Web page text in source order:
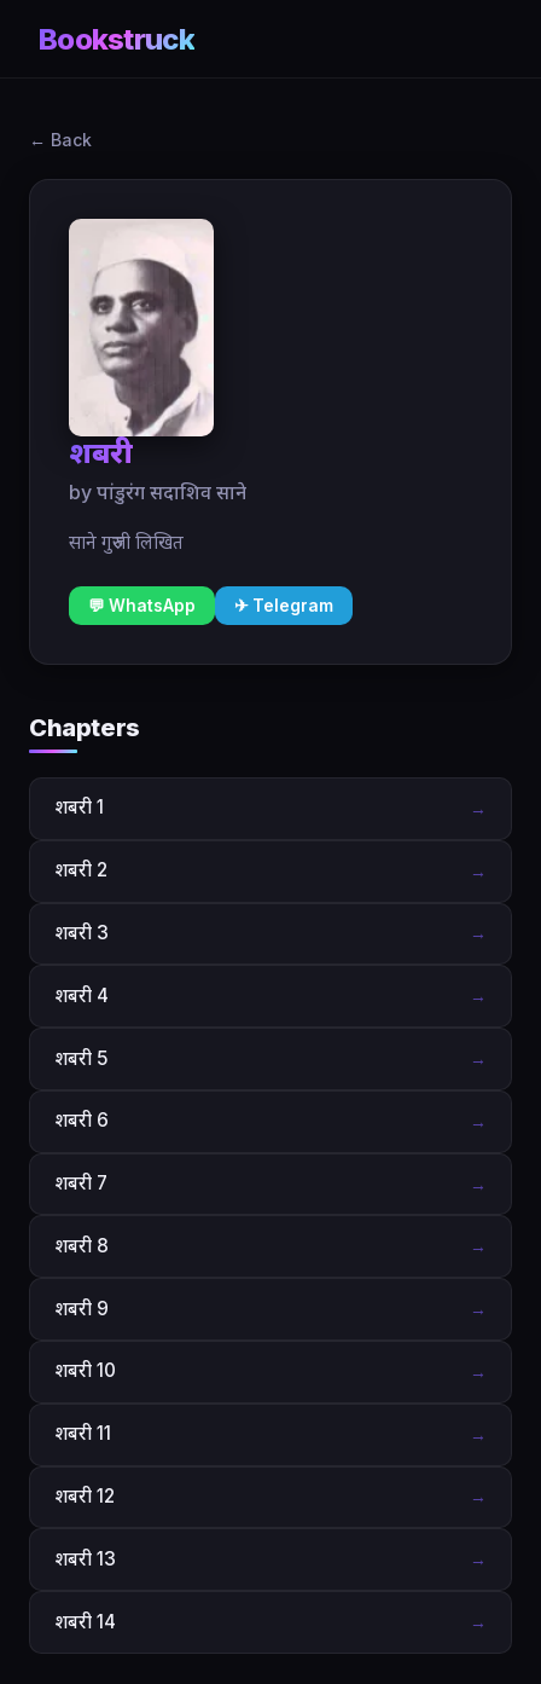
Bookstruck
← Back
शबरी
by पांडुरंग सदाशिव साने
साने गुरुजी लिखित
💬 WhatsApp ✈ Telegram
Chapters
शबरी 1 →
शबरी 2 →
शबरी 3 →
शबरी 4 →
शबरी 5 →
शबरी 6 →
शबरी 7 →
शबरी 8 →
शबरी 9 →
शबरी 10 →
शबरी 11 →
शबरी 12 →
शबरी 13 →
शबरी 14 →